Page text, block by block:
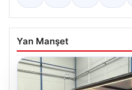
Yan Manşet